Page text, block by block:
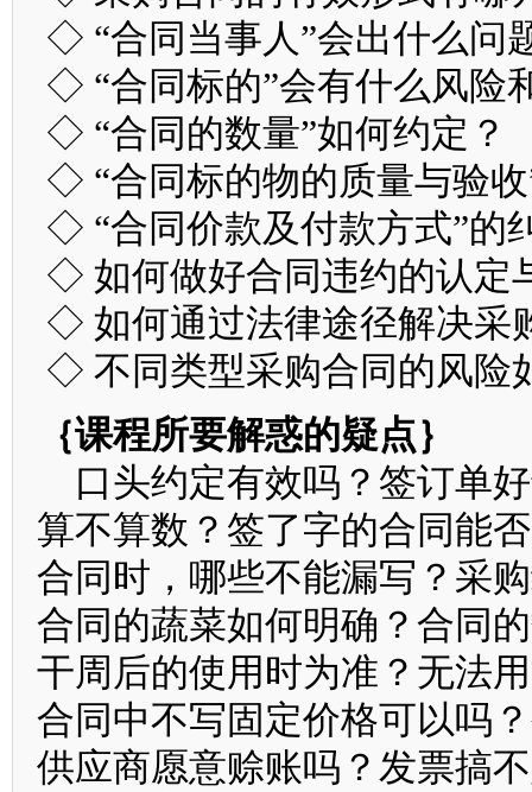
◇ “合同当事人”会出什么问
◇ “合同标的”会有什么风险
◇ “合同的数量”如何约定？
◇ “合同标的物的质量与验
◇ “合同价款及付款方式”的
◇ 如何做好合同违约的认定
◇ 如何通过法律途径解决采
◇ 不同类型采购合同的风险
｛课程所要解惑的疑点｝
口头约定有效吗？签订单
算不算数？签了字的合同能
合同时，哪些不能漏写？采
合同的蔬菜如何明确？合同
干周后的使用时为准？无法
合同中不写固定价格可以吗
供应商愿意赊账吗？发票搞